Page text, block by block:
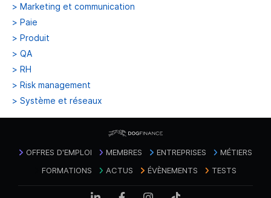
> Marketing et communication
> Paie
> Produit
> QA
> RH
> Risk management
> Système et réseaux
OFFRES D'EMPLOI MEMBRES ENTREPRISES
MÉTIERS
FORMATIONS
ACTUS ÉVÈNEMENTS TESTS